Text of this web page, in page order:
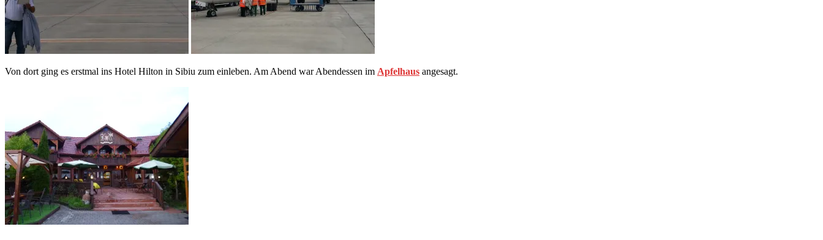
Von dort ging es erstmal ins Hotel Hilton in Sibiu zum einleben. Am Abend war Abendessen im Apfelhaus angesagt.